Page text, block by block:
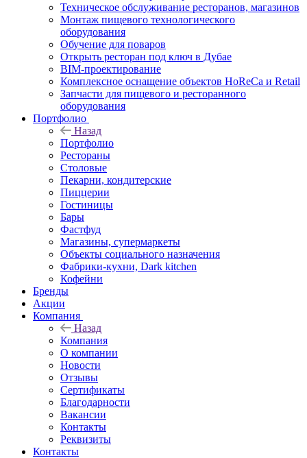
Техническое обслуживание ресторанов, магазинов
Монтаж пищевого технологического
оборудования
Обучение для поваров
Открыть ресторан под ключ в Дубае
BIM-проектирование
Комплексное оснащение объектов HoReCa и Retail
Запчасти для пищевого и ресторанного
оборудования
Портфолио
Назад
Портфолио
Рестораны
Столовые
Пекарни, кондитерские
Пиццерии
Гостиницы
Бары
Фастфуд
Магазины, супермаркеты
Объекты социального назначения
Фабрики-кухни, Dark kitchen
Кофейни
Бренды
Акции
Компания
Назад
Компания
О компании
Новости
Отзывы
Сертификаты
Благодарности
Вакансии
Контакты
Реквизиты
Контакты